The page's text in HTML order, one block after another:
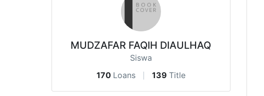
MUDZAFAR FAQIH DIAULHAQ
Siswa
170 Loans 139 Title